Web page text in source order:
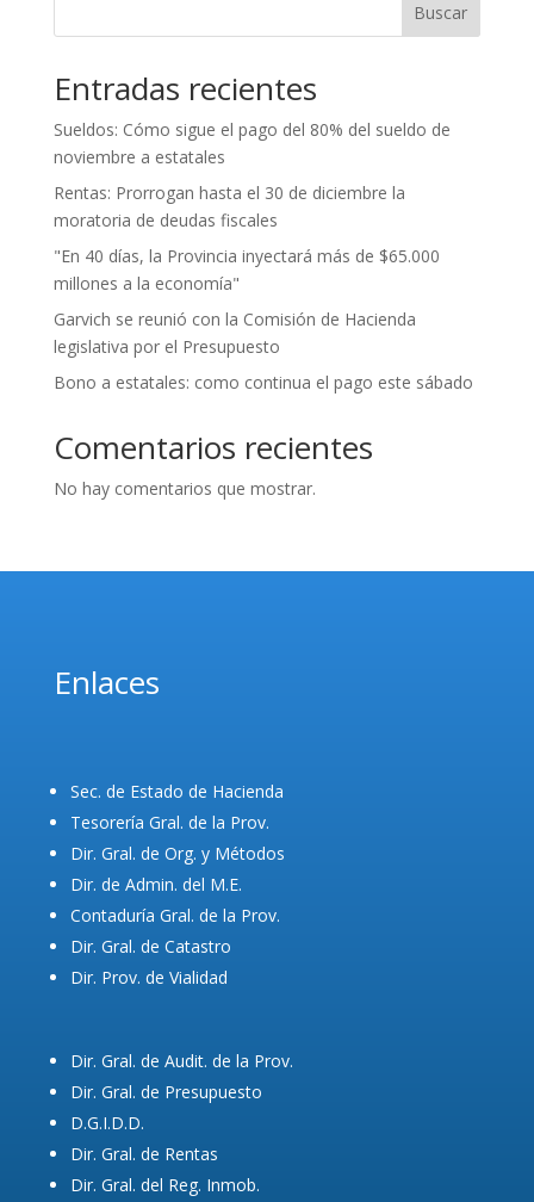
Buscar
Entradas recientes
Sueldos: Cómo sigue el pago del 80% del sueldo de
noviembre a estatales
Rentas: Prorrogan hasta el 30 de diciembre la
moratoria de deudas fiscales
"En 40 días, la Provincia inyectará más de $65.000
millones a la economía"
Garvich se reunió con la Comisión de Hacienda
legislativa por el Presupuesto
Bono a estatales: como continua el pago este sábado
Comentarios recientes
No hay comentarios que mostrar.
Enlaces
Sec. de Estado de Hacienda
Tesorería Gral. de la Prov.
Dir. Gral. de Org. y Métodos
Dir. de Admin. del M.E.
Contaduría Gral. de la Prov.
Dir. Gral. de Catastro
Dir. Prov. de Vialidad
Dir. Gral. de Audit. de la Prov.
Dir. Gral. de Presupuesto
D.G.I.D.D.
Dir. Gral. de Rentas
Dir. Gral. del Reg. Inmob.